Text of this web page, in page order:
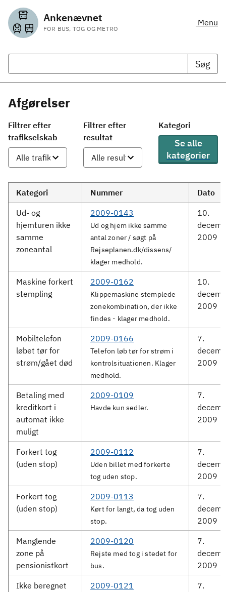
Ankenævnet
FOR BUS, TOG OG METRO
Menu
Søg
Afgørelser
Filtrer efter
trafikselskab
Filtrer efter
resultat
Kategori
Se alle
kategorier
Kategori Nummer
Dato
Ud- og
hjemturen ikke
samme
zoneantal
2009-0143
Ud og hjem ikke samme
antal zoner / søgt på
Rejseplanen.dk/dissens/
klager medhold.
10.
2009
Maskine forkert
stempling
2009-0162
Klippemaskine stemplede
zonekombination, der ikke
findes - klager medhold.
10.
2009
Mobiltelefon
løbet tør for
strøm/gået død
2009-0166
Telefon løb tør for strøm i
kontrolsituationen. Klager
medhold.
7.
2009
Betaling med
kreditkort i
automat ikke
muligt
2009-0109
Havde kun sedler.
7.
2009
Forkert tog
(uden stop)
2009-0112
Uden billet med forkerte
tog uden stop.
7.
2009
Forkert tog
(uden stop)
2009-0113
Kørt for langt, da tog uden
stop.
7.
2009
Manglende
zone på
pensionistkort
2009-0120
Rejste med tog i stedet for
bus.
7.
2009
Ikke beregnet
2009-0121
7.